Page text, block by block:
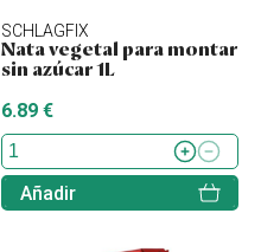
SCHLAGFIX
Nata vegetal para montar
sin azúcar 1L
6.89 €
Añadir